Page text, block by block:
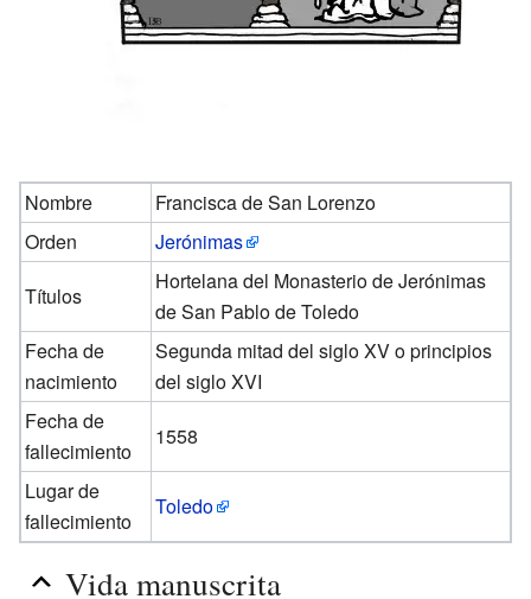
Nombre
Francisca de San Lorenzo
Orden
Jerónimas
Títulos
Hortelana del Monasterio de Jerónimas
de San Pablo de Toledo
Fecha de
nacimiento
Segunda mitad del siglo XV o principios
del siglo XVI
Fecha de
fallecimiento
1558
Lugar de
fallecimiento
Toledo
Vida manuscrita